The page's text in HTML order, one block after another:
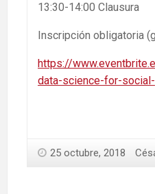
13:30-14:00 Clausura
Inscripción obligatoria
https://
data-science-for-
25 octubre, 2018